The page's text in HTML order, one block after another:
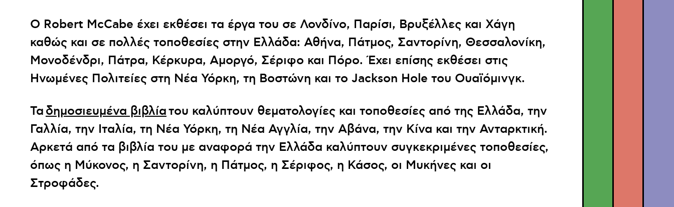
Ο Robert McCabe έχει εκθέσει τα έργα του σε Λονδίνο, Παρίσι, Βρυξέλλες και Χάγη
καθώς και σε πολλές τοποθεσίες στην Ελλάδα: Αθήνα, Πάτμος, Σαντορίνη, Θεσσαλονίκη,
Μονοδένδρι, Πάτρα, Κέρκυρα, Αμοργό, Σέριφο και Πόρο. Έχει επίσης εκθέσει στις
Ηνωμένες Πολιτείες στη Νέα Υόρκη, τη Βοστώνη και το Jackson Hole του Ουαϊόμινγκ.
Τα δημοσιευμένα βιβλίατου καλύπτουν θεματολογίες και τοποθεσίες από της Ελλάδα, την
Γαλλία, την Ιταλία, τη Νέα Υόρκη, τη Νέα Αγγλία, την Αβάνα, την Κίνα και την Ανταρκτική.
Αρκετά από τα βιβλία του με αναφορά την Ελλάδα καλύπτουν συγκεκριμένες τοποθεσίες,
όπως η Μύκονος, η Σαντορίνη, η Πάτμος, η Σέριφος, η Κάσος, οι Μυκήνες και οι
Στροφάδες.